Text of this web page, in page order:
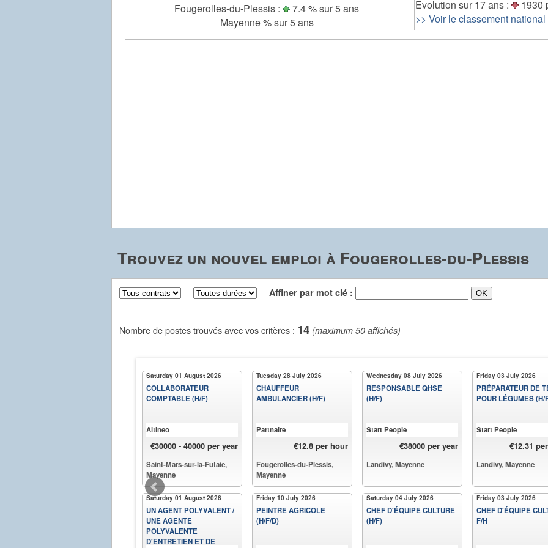
Fougerolles-du-Plessis :
7.4 % sur 5 ans
Mayenne % sur 5 ans
Evolution sur 17 ans :
1930
>> Voir le classement national
Trouvez un nouvel emploi à Fougerolles-du-Plessis
Affiner par mot clé :
Nombre de postes trouvés avec vos critères : 14 (maximum 50 affichés)
Saturday 01 August 2026
COLLABORATEUR
COMPTABLE (H/F)
Altineo
€30000 - 40000 per year
Saint-Mars-sur-la-Futaie,
Mayenne
Saturday 01 August 2026
UN AGENT POLYVALENT /
UNE AGENTE
POLYVALENTE
D'ENTRETIEN ET DE
Tuesday 28 July 2026
CHAUFFEUR
AMBULANCIER (H/F)
Partnaire
€12.8 per hour
Fougerolles-du-Plessis,
Mayenne
Friday 10 July 2026
PEINTRE AGRICOLE
(H/F/D)
Wednesday 08 July 2026
RESPONSABLE QHSE
(H/F)
Start People
€38000 per year
Landivy, Mayenne
Saturday 04 July 2026
CHEF D'ÉQUIPE CULTURE
(H/F)
Friday 03 July 2026
PRÉPARATEUR DE
POUR LÉGUMES (H/
Start People
€12.31
Landivy, Mayenne
Friday 03 July 2026
CHEF D'ÉQUIPE
F/H